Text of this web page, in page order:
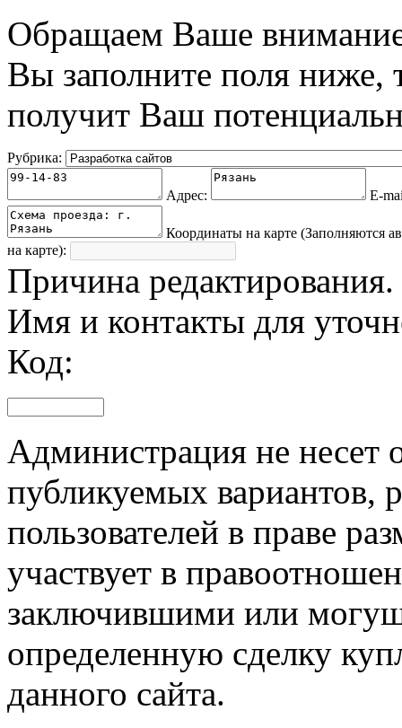
Обращаем Ваше
Вы заполните поля
получит Ваш
Рубрика:
Адрес: E-
Координаты на карте (Заполняются
на карте):
Причина редактирования.
Имя и контакты для
Код:
Администрация не несет
публикуемых вариантов,
пользователей в праве
участвует в
заключившими или
определенную сделку
данного сайта.